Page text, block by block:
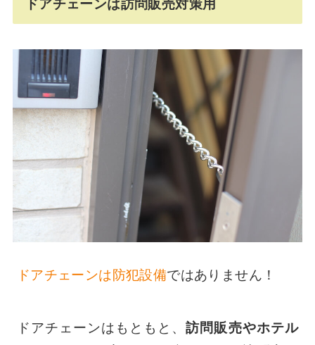
ドアチェーンは訪問販売対策用
ドアチェーンは防犯設備ではありません！
ドアチェーンはもともと、訪問販売やホテル